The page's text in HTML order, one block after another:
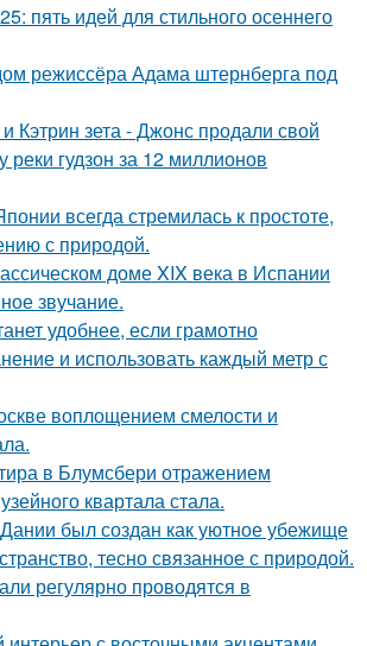
пять идей для стильного осеннего
режиссёра Адама штернберга под
Кэтрин зета - Джонс продали свой
реки гудзон за 12 миллионов
всегда стремилась к простоте,
с природой.
доме XIX века в Испании
звучание.
удобнее, если грамотно
и использовать каждый метр с
воплощением смелости и
в Блумсбери отражением
квартала стала.
был создан как уютное убежище
тесно связанное с природой.
регулярно проводятся в